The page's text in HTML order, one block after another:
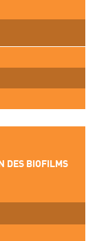
DES BIOFILMS